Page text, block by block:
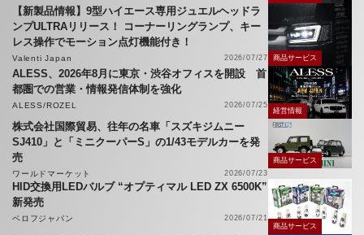
【新製品情報】9型ハイエース専用ジュエルヘッドラ
ンプULTRAリリース！ コーナーリングランプ、キー
レス操作でモーション点灯機能付き！
Valenti Japan 2026/07/27 商品サービス
ALESS、2026年8月に東京・渋谷オフィスを開設 首
都圏での営業・情報発信体制を強化
ALESS/ROZEL 2026/07/25
経営情報
株式会社国際貿易、往年の名車「スズキジムニー
SJ410」と「ミニクーパーS」の1/43モデルカーを発
売
ワールドマーケット 2026/07/23
商品サービス
HID交換用LEDバルブ “オプティマル LED ZX 6500K”
新発売
ベロフジャパン
2026/07/21
商品サービス